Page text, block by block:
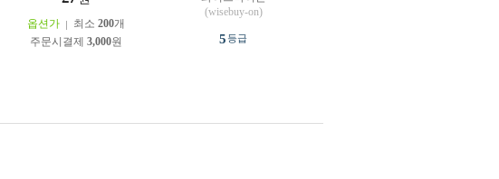
옵션가 최소 200개
주문시결제 3,000원
(wisebuy-on)
5등급